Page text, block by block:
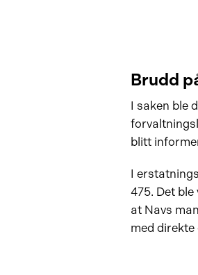
Brudd
I saken ble
blitt
I
475. Det
at Navs
med